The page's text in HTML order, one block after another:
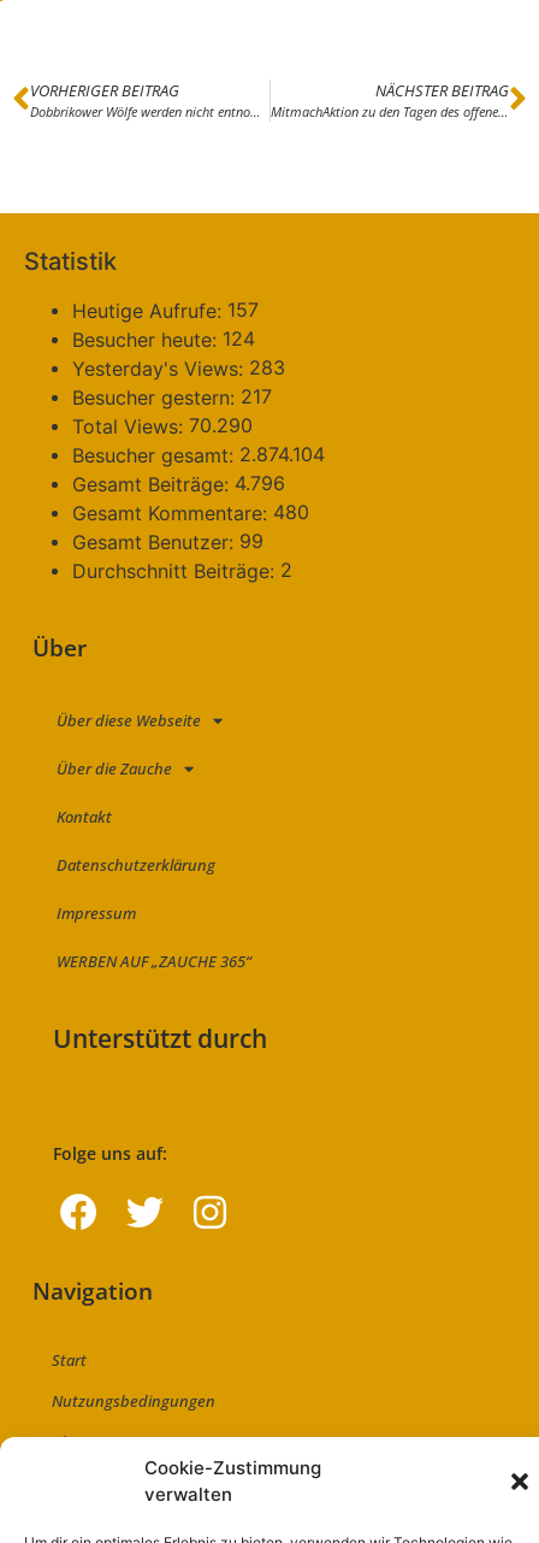
Cookie-Zustimmung
verwalten
VORHERIGER BEITRAG
Dobbrikower Wölfe werden nicht entnommen
NÄCHSTER BEITRAG
MitmachAktion zu den Tagen des offenen Ateliers
Statistik
Heutige Aufrufe: 157
Besucher heute: 124
Yesterday's Views: 283
Besucher gestern: 217
Total Views: 70.290
Besucher gesamt: 2.874.104
Gesamt Beiträge: 4.796
Gesamt Kommentare: 480
Gesamt Benutzer: 99
Durchschnitt Beiträge: 2
Über
Über diese Webseite
Über die Zauche
Kontakt
Datenschutzerklärung
Impressum
WERBEN AUF „ZAUCHE 365“
Unterstützt durch
Folge uns auf:
Navigation
Start
Nutzungsbedingungen
Abo
Artikel einreichen